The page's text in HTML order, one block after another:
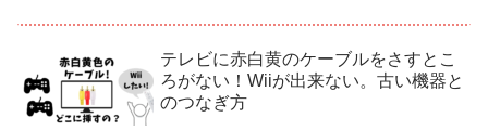
テレビに赤白黄のケーブルをさすとこ
ろがない！Wiiが出来ない。古い機器と
のつなぎ方